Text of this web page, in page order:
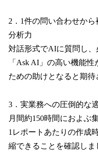
2．1件の問い合わせか
分析力
対話形式でAIに質問し
「Ask AI」の高い機能
ための助けとなると期待
3．実業務への圧倒的な
月間約150時間におよぶ
1レポートあたりの作成
縮できることを確認しま